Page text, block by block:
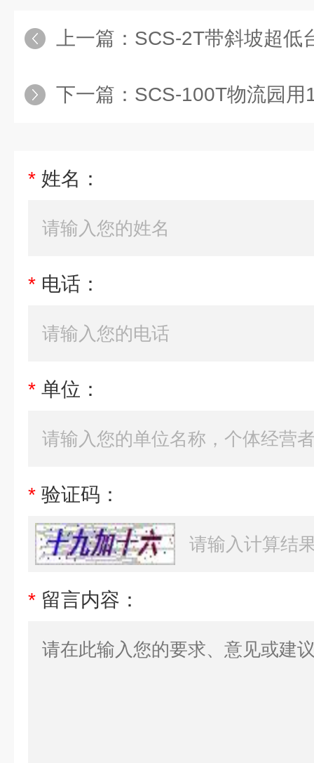
上一篇： SCS-2T带斜坡超低
下一篇： SCS-100T物流园用
* 姓名：
* 电话：
* 单位：
* 验证码：
* 留言内容：